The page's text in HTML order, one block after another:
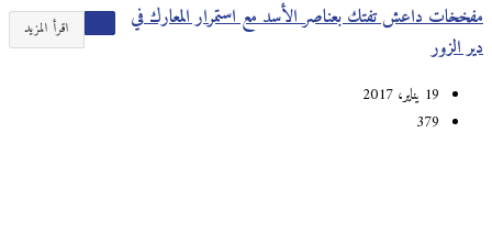
اقرأ المزيد
مفخخات داعش تفتك بعناصر الأسد مع استمرار المعارك في
دير الزور
19 يناير، 2017
379